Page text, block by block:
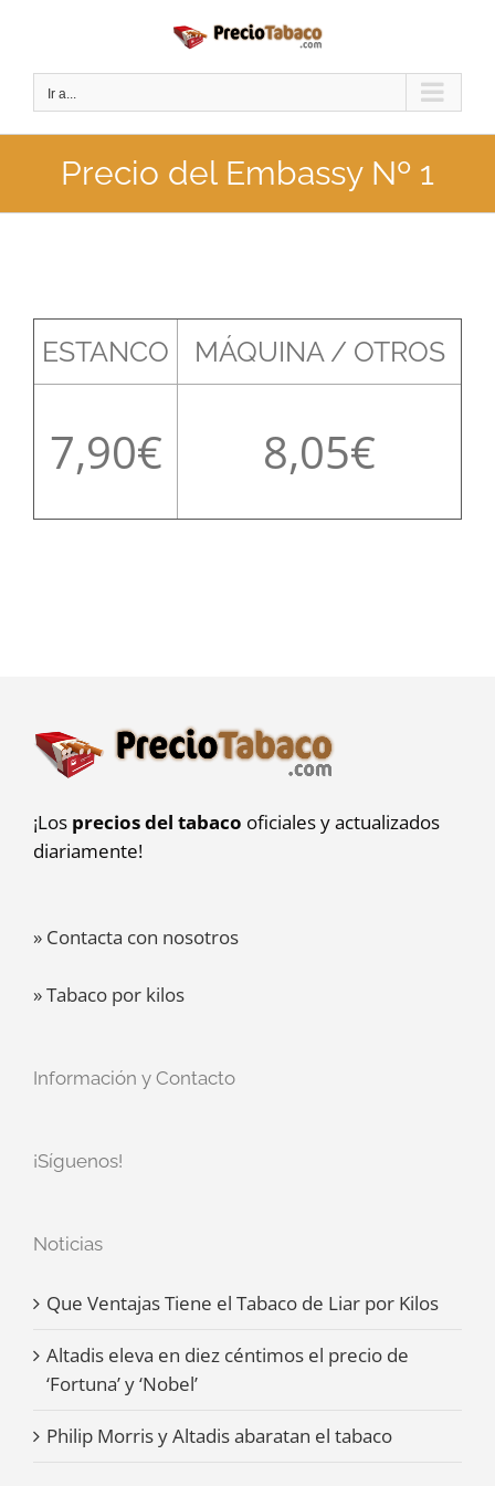
contenido
Ir a...
Precio del Embassy Nº 1
ESTANCO MÁQUINA / OTROS
7,90 8,05
¡Los precios del tabaco oficiales y actualizados
diariamente!
» Contacta con nosotros
» Tabaco por kilos
Información y Contacto
¡Síguenos!
Noticias
Que Ventajas Tiene el Tabaco de Liar por Kilos
Altadis eleva en diez céntimos el precio de
‘Fortuna’ y ‘Nobel’
Philip Morris y Altadis abaratan el tabaco